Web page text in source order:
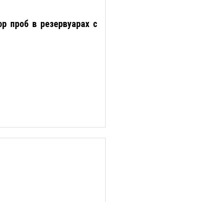
проб в резервуарах с